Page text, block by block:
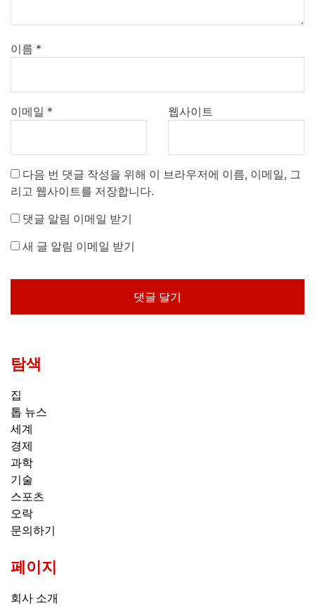
이름 *
이메일 * 웹사이트
다음 번 댓글 작성을 위해 이 브라우저에 이름, 이메일, 그
리고 웹사이트를 저장합니다.
댓글 알림 이메일 받기
새 글 알림 이메일 받기
탐색
집
톱 뉴스
세계
경제
과학
기술
스포츠
오락
문의하기
페이지
회사 소개